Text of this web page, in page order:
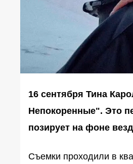
16 сентября Тина
Непокоренные". Это
позирует на фоне
Съемки проходили в